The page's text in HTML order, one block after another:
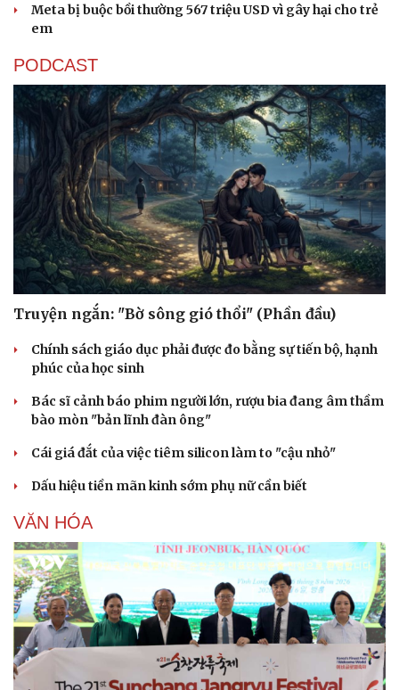
Sức khỏe
Dinh dưỡng - món ngon
Cây thuốc
Sản phụ khoa
Nam khoa
Làm đẹp - giảm cân
Ăn sạch sống khỏe
Đời sống
Nhà đẹp
Blog
Tình yêu - Gia đình
Meta bị buộc bồi thường 567 triệu USD vì gây hại cho trẻ
em
PODCAST
Truyện ngắn: "Bờ sông gió thổi" (Phần đầu)
Chính sách giáo dục phải được đo bằng sự tiến bộ, hạnh
phúc của học sinh
Bác sĩ cảnh báo phim người lớn, rượu bia đang âm thầm
bào mòn "bản lĩnh đàn ông"
Cái giá đắt của việc tiêm silicon làm to "cậu nhỏ"
Dấu hiệu tiền mãn kinh sớm phụ nữ cần biết
VĂN HÓA